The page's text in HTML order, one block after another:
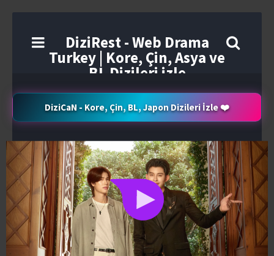
DiziRest - Web Drama
Turkey | Kore, Çin, Asya ve
BL Dizileri izle
DiziCaN - Kore, Çin, BL, Japon Dizileri İzle ❤️